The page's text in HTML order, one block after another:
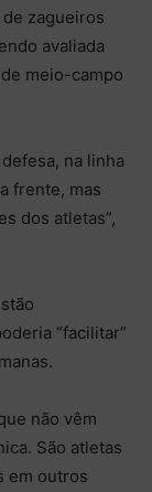
zagueiros
avaliada
meio-campo
na linha
frente, mas
dos atletas”,
“facilitar”
não vêm
São atletas
em outros